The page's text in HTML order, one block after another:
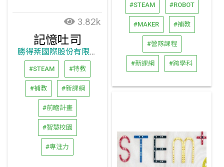
#STEAM #ROBOT
#MAKER #補教
#營隊課程
#新課綱 #跨學科
3.82k
記憶吐司
勝得棻國際股份有限公司
#STEAM #特教
#補教 #新課綱
#前瞻計畫
#智慧校園
#專注力